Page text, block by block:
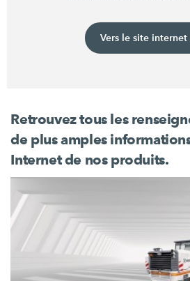
Vers le site internet
Retrouvez tous les
de plus amples
Internet de nos produits.